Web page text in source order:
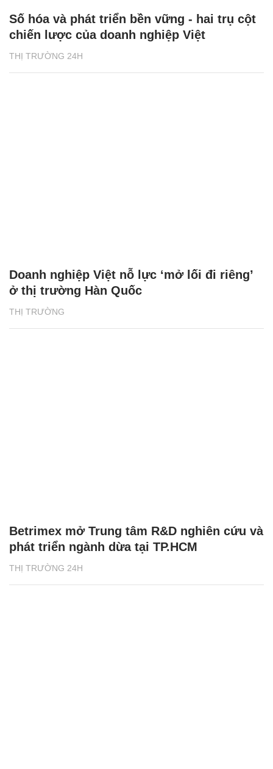
THỊ TRƯỜNG 24H
Số hóa và phát triển bền vững - hai trụ cột
chiến lược của doanh nghiệp Việt
THỊ TRƯỜNG
Doanh nghiệp Việt nỗ lực ‘mở lối đi riêng’
ở thị trường Hàn Quốc
THỊ TRƯỜNG 24H
Betrimex mở Trung tâm R&D nghiên cứu và
phát triển ngành dừa tại TP.HCM